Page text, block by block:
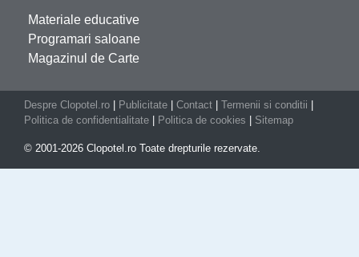
Materiale educative
Programari saloane
Magazinul de Carte
Despre Clopotel.ro Publicitate Contact Termenii si conditii
Politica de confidentialitate
Politica de cookies Sitemap
© 2001-2026 Clopotel.ro Toate drepturile rezervate.